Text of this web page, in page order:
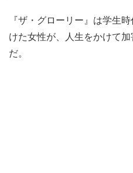
『ザ・グローリー』は学生
けた女性が、人生をかけて
だ。